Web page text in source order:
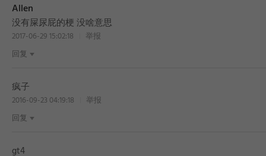
Allen
没有屎尿屁的梗 没啥意思
2017-06-29 15:02:18
举报
回复
疯子
2016-09-23 04:19:18
举报
回复
gt4